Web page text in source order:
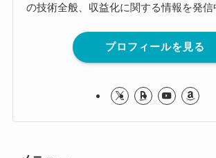
の技術全般、収益化に関する情報を発信
プロフィールを見る